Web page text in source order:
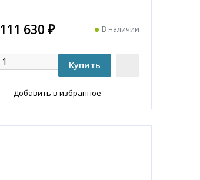
111 630 ₽ В наличии
Добавить в избранное